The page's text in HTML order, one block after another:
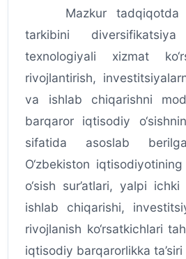
Mazkur tadqiqotda
tarkibini
texnologiyali xizmat
rivojlantirish,
va ishlab chiqarishni
barqaror iqtisodiy
sifatida asoslab
O‘zbekiston
o‘sish sur’atlari, yalpi
ishlab chiqarishi,
rivojlanish ko‘rsatkichlari
iqtisodiy barqarorlikka